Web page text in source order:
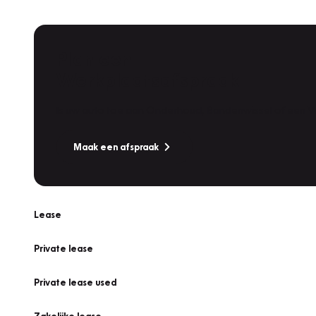
Maak een afspraak
Lease
Private lease
Private lease used